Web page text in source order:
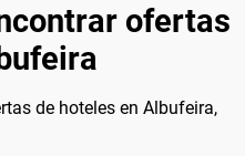
ofertas
de hoteles en Albufeira,